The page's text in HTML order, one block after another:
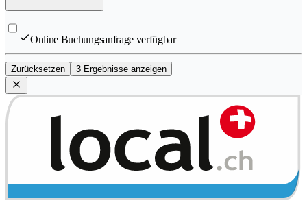
Online Buchungsanfrage verfügbar
Zurücksetzen 3 Ergebnisse anzeigen